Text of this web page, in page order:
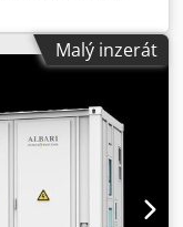
za oba kusy:
Malý inzerát